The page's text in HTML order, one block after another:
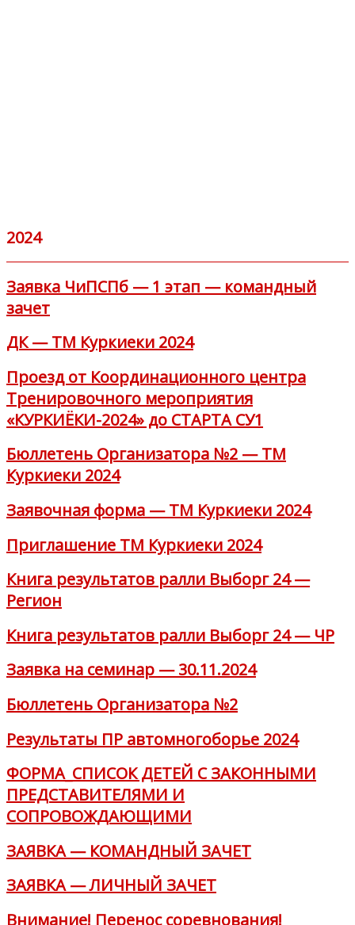
2024
Заявка ЧиПСПб — 1 этап — командный
зачет
ДК — ТМ Куркиеки 2024
Проезд от Координационного центра
Тренировочного мероприятия
«КУРКИЁКИ-2024» до СТАРТА СУ1
Бюллетень Организатора №2 — ТМ
Куркиеки 2024
Заявочная форма — ТМ Куркиеки 2024
Приглашение ТМ Куркиеки 2024
Книга результатов ралли Выборг 24 —
Регион
Книга результатов ралли Выборг 24 — ЧР
Заявка на семинар — 30.11.2024
Бюллетень Организатора №2
Результаты ПР автомногоборье 2024
ФОРМА_СПИСОК ДЕТЕЙ С ЗАКОННЫМИ
ПРЕДСТАВИТЕЛЯМИ И
СОПРОВОЖДАЮЩИМИ
ЗАЯВКА — КОМАНДНЫЙ ЗАЧЕТ
ЗАЯВКА — ЛИЧНЫЙ ЗАЧЕТ
Внимание! Перенос соревнования!